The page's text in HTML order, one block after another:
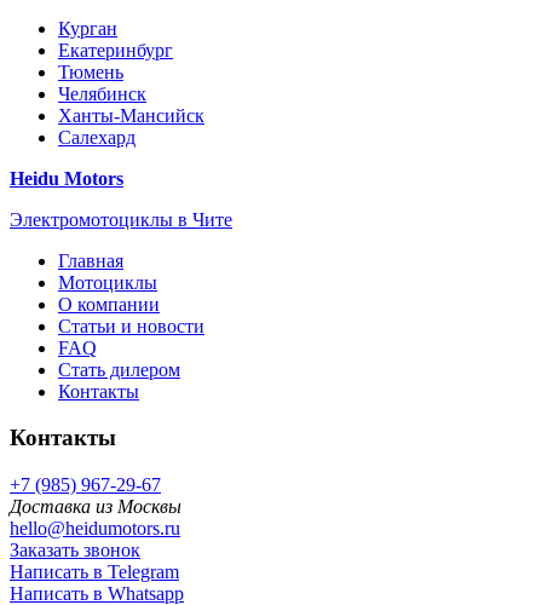
Курган
Екатеринбург
Тюмень
Челябинск
Ханты-Мансийск
Салехард
Heidu Motors
Электромотоциклы в Чите
Главная
Мотоциклы
О компании
Статьи и новости
FAQ
Стать дилером
Контакты
Контакты
+7 (985) 967-29-67
Доставка из Москвы
hello@heidumotors.ru
Заказать звонок
Написать в Telegram
Написать в Whatsapp